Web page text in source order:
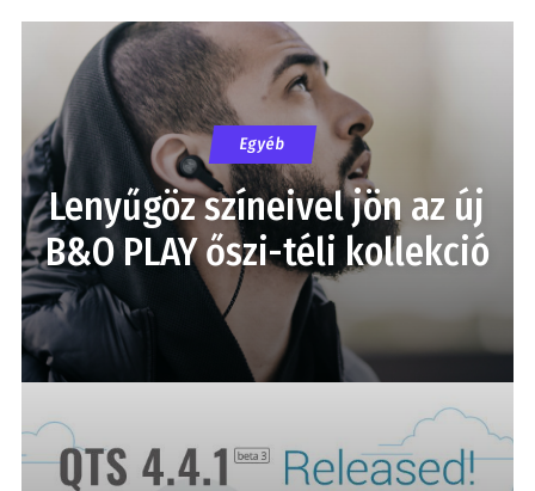
Egyéb
Lenyűgöz színeivel jön az új
B&O PLAY őszi-téli kollekció